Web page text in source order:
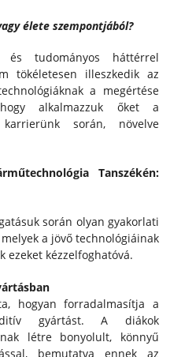
élete szempontjából?
és tudományos háttérrel
tökéletesen illeszkedik az
a megértése
alkalmazzuk őket a
során, növelve
Tanszékén:
során olyan gyakorlati
a jövő technológiáinak
ezeket kézzelfoghatóvá.
hogyan forradalmasítja a
gyártást. A diákok
létre bonyolult, könnyű
bemutatva ennek az